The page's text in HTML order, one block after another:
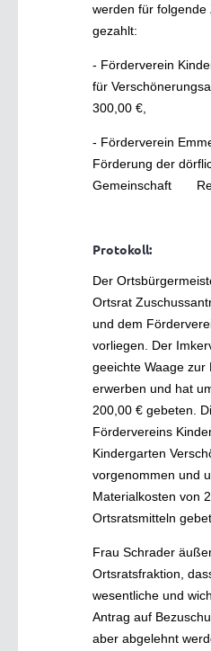
werden für folgende
gezahlt:
- Förderverein
für
300,00 €,
- Förderverein
Förderung der
Gemeinschaft
Protokoll:
Der
Ortsrat
und dem
vorliegen. Der
geeichte Waage zur
erwerben und hat
200,00 € gebeten.
Fördervereins
Kindergarten
vorgenommen und
Materialkosten von
Ortsratsmitteln
Frau Schrader
Ortsratsfraktion,
wesentliche und
Antrag auf
aber abgelehnt